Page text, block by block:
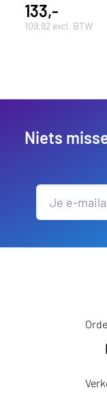
133,-
109,92 excl. BTW
Niets